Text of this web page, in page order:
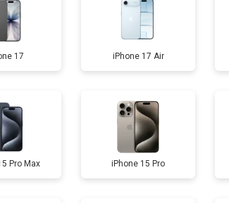
от 130 мин
от 80 мин
от 110 мин
от 70 мин
17 iPhone 17 Air
Pro Max iPhone 15 Pro